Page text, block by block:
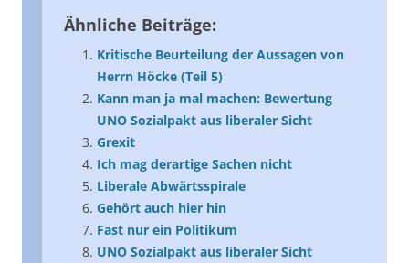
Ähnliche Beiträge:
Kritische Beurteilung der Aussagen von
Herrn Höcke (Teil 5)
Kann man ja mal machen: Bewertung
UNO Sozialpakt aus liberaler Sicht
Grexit
Ich mag derartige Sachen nicht
Liberale Abwärtsspirale
Gehört auch hier hin
Fast nur ein Politikum
UNO Sozialpakt aus liberaler Sicht